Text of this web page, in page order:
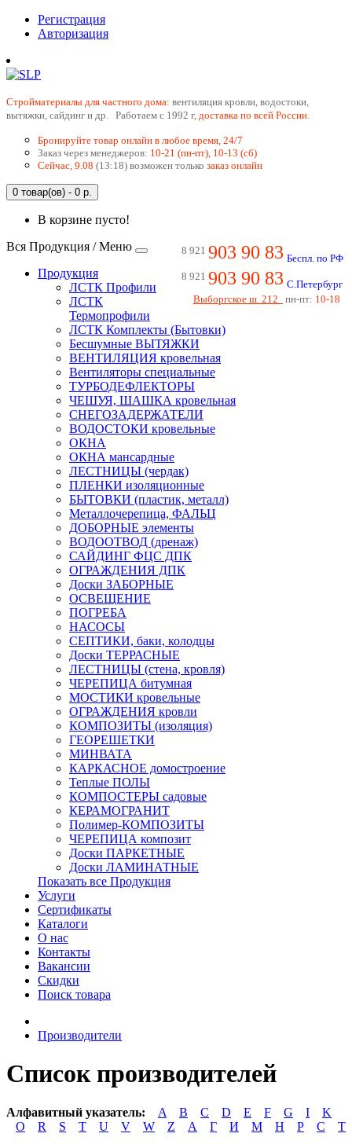
Регистрация
Авторизация
Cтройматериалы для частного дома: вентиляция кровли, водостоки,
вытяжки, сайдинг и др. Работаем с 1992 г, доставка по всей России.
Бронируйте товар онлайн в любое время, 24/7
Заказ через менеджеров: 10-21 (пн-пт), 10-13 (сб)
Сейчас, 9.08 (13:18) возможен только заказ онлайн
0 товар(ов) - 0 р.
В корзине пусто!
8 921 903 90 83 Беспл. по РФ
8 921 903 90 83 С.Петербург
Выборгское ш. 212
пн-пт: 10-18
Вся Продукция / Меню
Продукция
ЛСТК Профили
ЛСТК
Термопрофили
ЛСТК Комплекты (Бытовки)
Бесшумные ВЫТЯЖКИ
ВЕНТИЛЯЦИЯ кровельная
Вентиляторы специальные
ТУРБОДЕФЛЕКТОРЫ
ЧЕШУЯ, ШАШКА кровельная
СНЕГОЗАДЕРЖАТЕЛИ
ВОДОСТОКИ кровельные
ОКНА
ОКНА мансардные
ЛЕСТНИЦЫ (чердак)
ПЛЕНКИ изоляционные
БЫТОВКИ (пластик, металл)
Металлочерепица, ФАЛЬЦ
ДОБОРНЫЕ элементы
ВОДООТВОД (дренаж)
САЙДИНГ ФЦС ДПК
ОГРАЖДЕНИЯ ДПК
Доски ЗАБОРНЫЕ
ОСВЕЩЕНИЕ
ПОГРЕБА
НАСОСЫ
СЕПТИКИ, баки, колодцы
Доски ТЕРРАСНЫЕ
ЛЕСТНИЦЫ (стена, кровля)
ЧЕРЕПИЦА битумная
МОСТИКИ кровельные
ОГРАЖДЕНИЯ кровли
КОМПОЗИТЫ (изоляция)
ГЕОРЕШЕТКИ
МИНВАТА
КАРКАСНОЕ домостроение
Теплые ПОЛЫ
КОМПОСТЕРЫ садовые
КЕРАМОГРАНИТ
Полимер-КОМПОЗИТЫ
ЧЕРЕПИЦА композит
Доски ПАРКЕТНЫЕ
Доски ЛАМИНАТНЫЕ
Показать все Продукция
Услуги
Сертификаты
Каталоги
О нас
Контакты
Вакансии
Скидки
Поиск товара
Производители
Список производителей
Алфавитный указатель: A B C D E F G I
K
O
R S T U V W Z А Г И М Н Р С Т